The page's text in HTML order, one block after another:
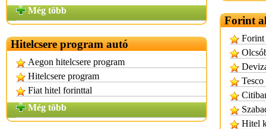
Még több
Hitelcsere program autó
Aegon hitelcsere program
Hitelcsere program
Fiat hitel forinttal
Még több
Forint
Forint
Hitel